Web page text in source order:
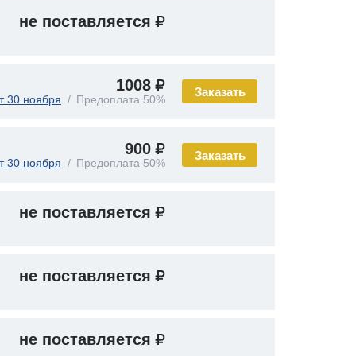
не поставляется
Заказать
1008
30 ноября Предоплата 50%
Заказать
900
30 ноября Предоплата 50%
не поставляется
не поставляется
не поставляется